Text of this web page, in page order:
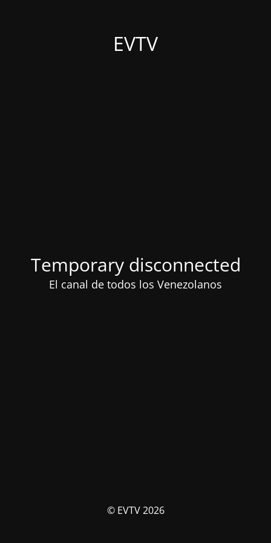
EVTV
Temporary disconnected
El canal de todos los Venezolanos
© EVTV 2026